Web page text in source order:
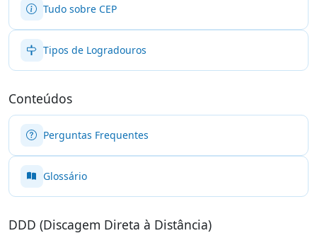
Tudo sobre CEP
Tipos de Logradouros
Conteúdos
Perguntas Frequentes
Glossário
DDD (Discagem Direta à Distância)